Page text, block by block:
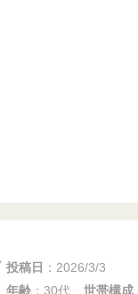
投稿日 ： 2026/3/3
年齢 ：30代 世帯構成